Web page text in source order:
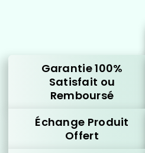
Garantie 100%
Satisfait ou
Remboursé
Échange Produit
Offert